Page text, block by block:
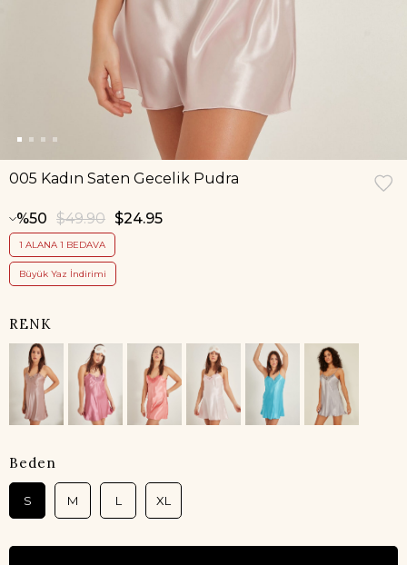
005 Kadın Saten Gecelik Pudra
50 $49.90 $24.95
1 ALANA 1 BEDAVA
Büyük Yaz İndirimi
RENK
Beden
S M L XL